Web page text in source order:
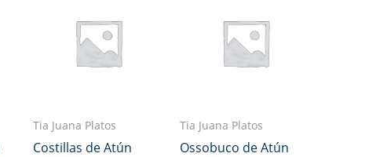
Tia Juana Platos
Costillas de Atún
Tia Juana Platos
Ossobuco de Atún